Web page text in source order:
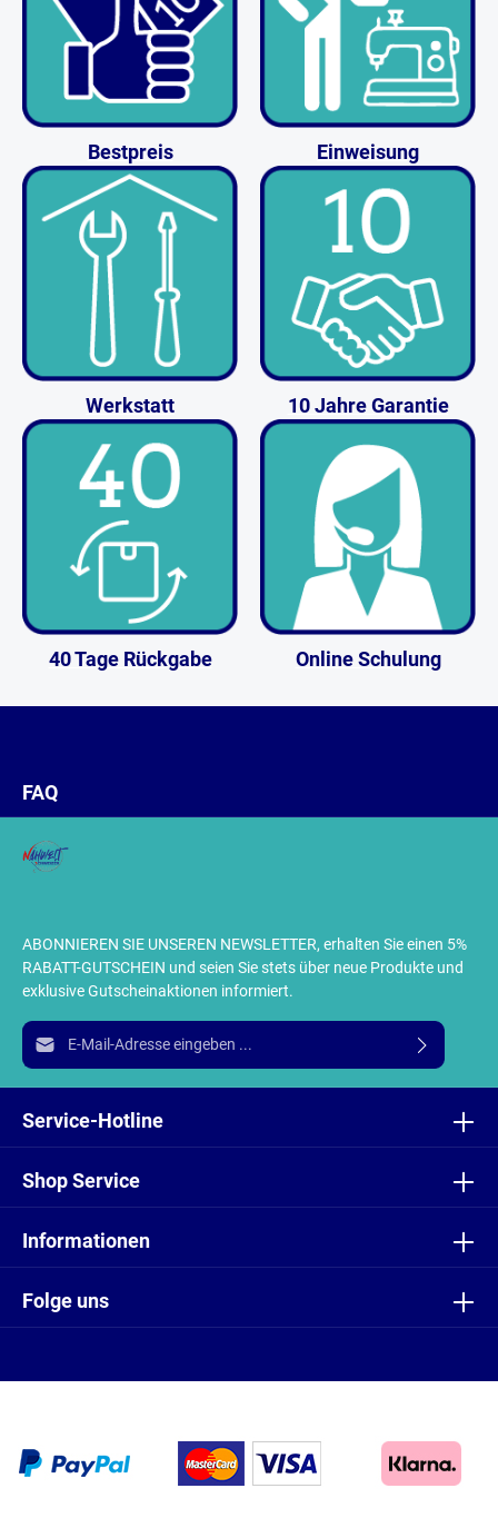
Bestpreis Einweisung
Werkstatt 10 Jahre Garantie
40 Tage Rückgabe Online Schulung
ABONNIEREN SIE UNSEREN NEWSLETTER, erhalten Sie einen 5%
RABATT-GUTSCHEIN und seien Sie stets über neue Produkte und
exklusive Gutscheinaktionen informiert.
E-Mail-Adresse*
Ich habe dieDatenschutzbestimmungenzur Kenntnis
einverstanden.
Folge uns
Service-Hotline
Shop Service
Informationen
FAQ